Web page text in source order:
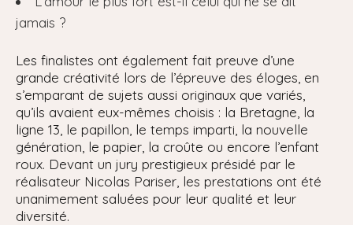
jamais ?
Les finalistes ont également fait preuve d’une
grande créativité lors de l’épreuve des éloges, en
s’emparant de sujets aussi originaux que variés,
qu’ils avaient eux-mêmes choisis : la Bretagne, la
ligne 13, le papillon, le temps imparti, la nouvelle
génération, le papier, la croûte ou encore l’enfant
roux. Devant un jury prestigieux présidé par le
réalisateur Nicolas Pariser, les prestations ont été
unanimement saluées pour leur qualité et leur
diversité.